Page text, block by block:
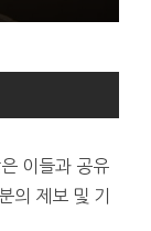
이들과 공유
의 제보 및 기